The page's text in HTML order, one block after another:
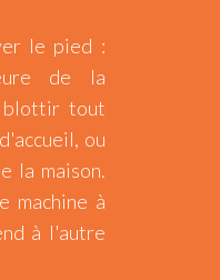
le pied :
de la
blottir tout
ou
la maison.
machine à
à l'autre